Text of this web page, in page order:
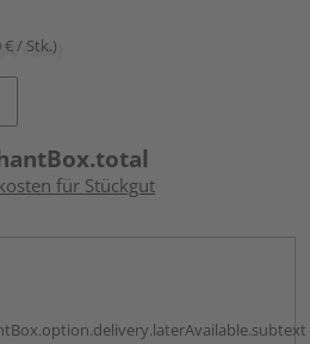
€ / Stk.)
für Stückgut